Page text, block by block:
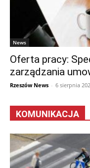
News
Oferta pracy:
zarządzania
Rzeszów News - 6 sierpnia
KOMUNIKACJA